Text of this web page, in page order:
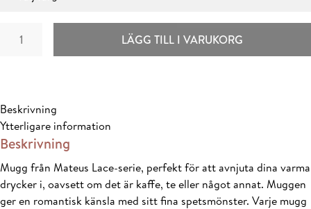
Mugg
LÄGG TILL I VARUKORG
Beskrivning
Ytterligare information
Beskrivning
Mugg från Mateus Lace-serie, perfekt för att avnjuta dina varma
drycker i, oavsett om det är kaffe, te eller något annat. Muggen
ger en romantisk känsla med sitt fina spetsmönster. Varje mugg